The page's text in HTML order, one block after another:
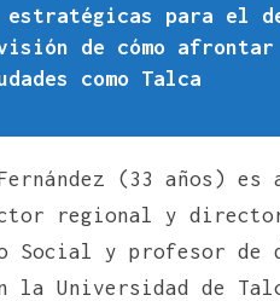
estratégicas para el
de cómo
como Talca
(33 años)
regional y
Social y profesor
la Universidad de